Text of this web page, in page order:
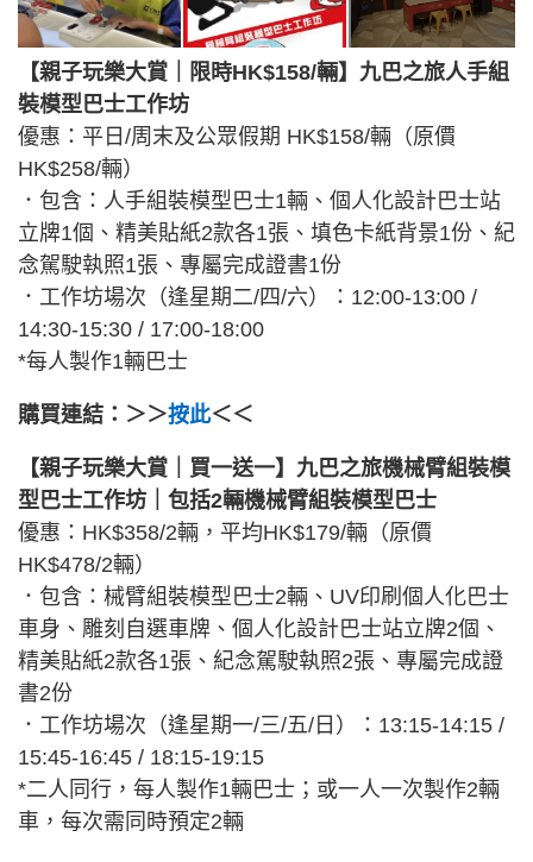
【親子玩樂大賞｜限時HK$158/輛】九巴之旅人手組
裝模型巴士工作坊
優惠：平日/周末及公眾假期 HK$158/輛（原價
HK$258/輛）
．包含：人手組裝模型巴士1輛、個人化設計巴士站
立牌1個、精美貼紙2款各1張、填色卡紙背景1份、紀
念駕駛執照1張、專屬完成證書1份
．工作坊場次（逢星期二/四/六）：12:00-13:00 /
14:30-15:30 / 17:00-18:00
*每人製作1輛巴士
購買連結：＞＞按此＜＜
【親子玩樂大賞｜買一送一】九巴之旅機械臂組裝模
型巴士工作坊｜包括2輛機械臂組裝模型巴士
優惠：HK$358/2輛，平均HK$179/輛（原價
HK$478/2輛）
．包含：械臂組裝模型巴士2輛、UV印刷個人化巴士
車身、雕刻自選車牌、個人化設計巴士站立牌2個、
精美貼紙2款各1張、紀念駕駛執照2張、專屬完成證
書2份
．工作坊場次（逢星期一/三/五/日）：13:15-14:15 /
15:45-16:45 / 18:15-19:15
*二人同行，每人製作1輛巴士；或一人一次製作2輛
車，每次需同時預定2輛